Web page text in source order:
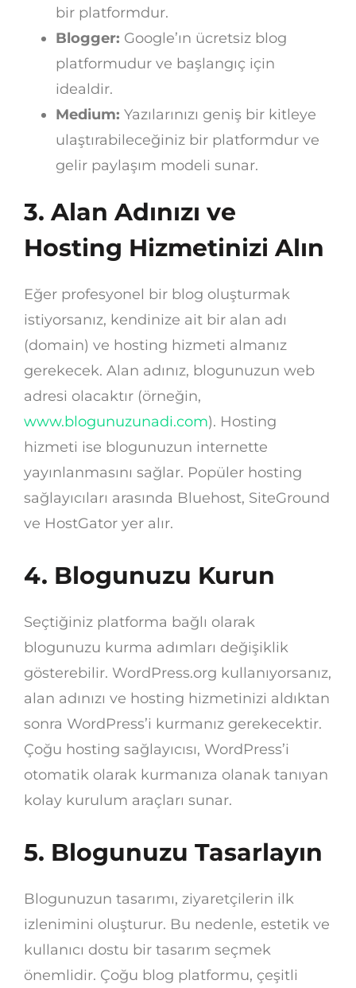
bir platformdur.
Blogger: Google’ın ücretsiz blog
platformudur ve başlangıç için
idealdir.
Medium: Yazılarınızı geniş bir kitleye
ulaştırabileceğiniz bir platformdur ve
gelir paylaşım modeli sunar.
3. Alan Adınızı ve
Hosting Hizmetinizi Alın
Eğer profesyonel bir blog oluşturmak
istiyorsanız, kendinize ait bir alan adı
(domain) ve hosting hizmeti almanız
gerekecek. Alan adınız, blogunuzun web
adresi olacaktır (örneğin,
www.blogunuzunadi.com). Hosting
hizmeti ise blogunuzun internette
yayınlanmasını sağlar. Popüler hosting
sağlayıcıları arasında Bluehost, SiteGround
ve HostGator yer alır.
4. Blogunuzu Kurun
Seçtiğiniz platforma bağlı olarak
blogunuzu kurma adımları değişiklik
gösterebilir. WordPress.org kullanıyorsanız,
alan adınızı ve hosting hizmetinizi aldıktan
sonra WordPress’i kurmanız gerekecektir.
Çoğu hosting sağlayıcısı, WordPress’i
otomatik olarak kurmanıza olanak tanıyan
kolay kurulum araçları sunar.
5. Blogunuzu Tasarlayın
Blogunuzun tasarımı, ziyaretçilerin ilk
izlenimini oluşturur. Bu nedenle, estetik ve
kullanıcı dostu bir tasarım seçmek
önemlidir. Çoğu blog platformu, çeşitli